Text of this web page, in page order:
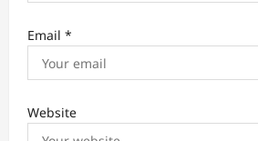
Email *
Website